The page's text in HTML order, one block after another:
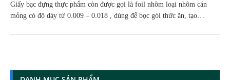
Giấy bạc đựng thực phẩm còn được gọi là foil nhôm loại nhôm cán
mỏng có độ dày từ 0.009 – 0.018 , dùng để bọc gói thức ăn, tạo…